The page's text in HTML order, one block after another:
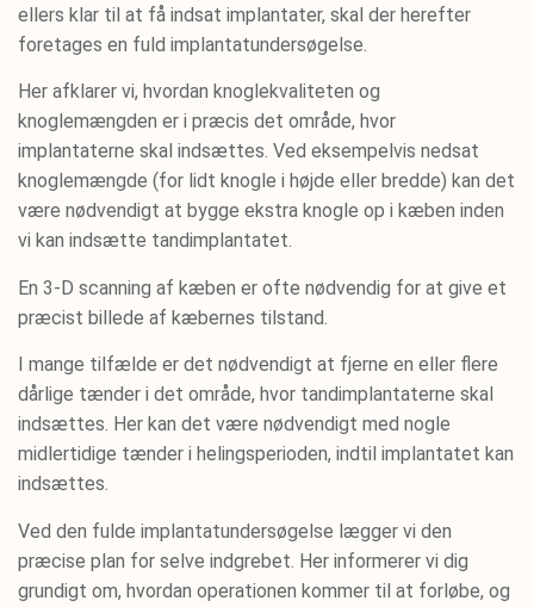
ellers klar til at få indsat implantater, skal der herefter
foretages en fuld implantatundersøgelse.
Her afklarer vi, hvordan knoglekvaliteten og
knoglemængden er i præcis det område, hvor
implantaterne skal indsættes. Ved eksempelvis nedsat
knoglemængde (for lidt knogle i højde eller bredde) kan det
være nødvendigt at bygge ekstra knogle op i kæben inden
vi kan indsætte tandimplantatet.
En 3-D scanning af kæben er ofte nødvendig for at give et
præcist billede af kæbernes tilstand.
I mange tilfælde er det nødvendigt at fjerne en eller flere
dårlige tænder i det område, hvor tandimplantaterne skal
indsættes. Her kan det være nødvendigt med nogle
midlertidige tænder i helingsperioden, indtil implantatet kan
indsættes.
Ved den fulde implantatundersøgelse lægger vi den
præcise plan for selve indgrebet. Her informerer vi dig
grundigt om, hvordan operationen kommer til at forløbe, og